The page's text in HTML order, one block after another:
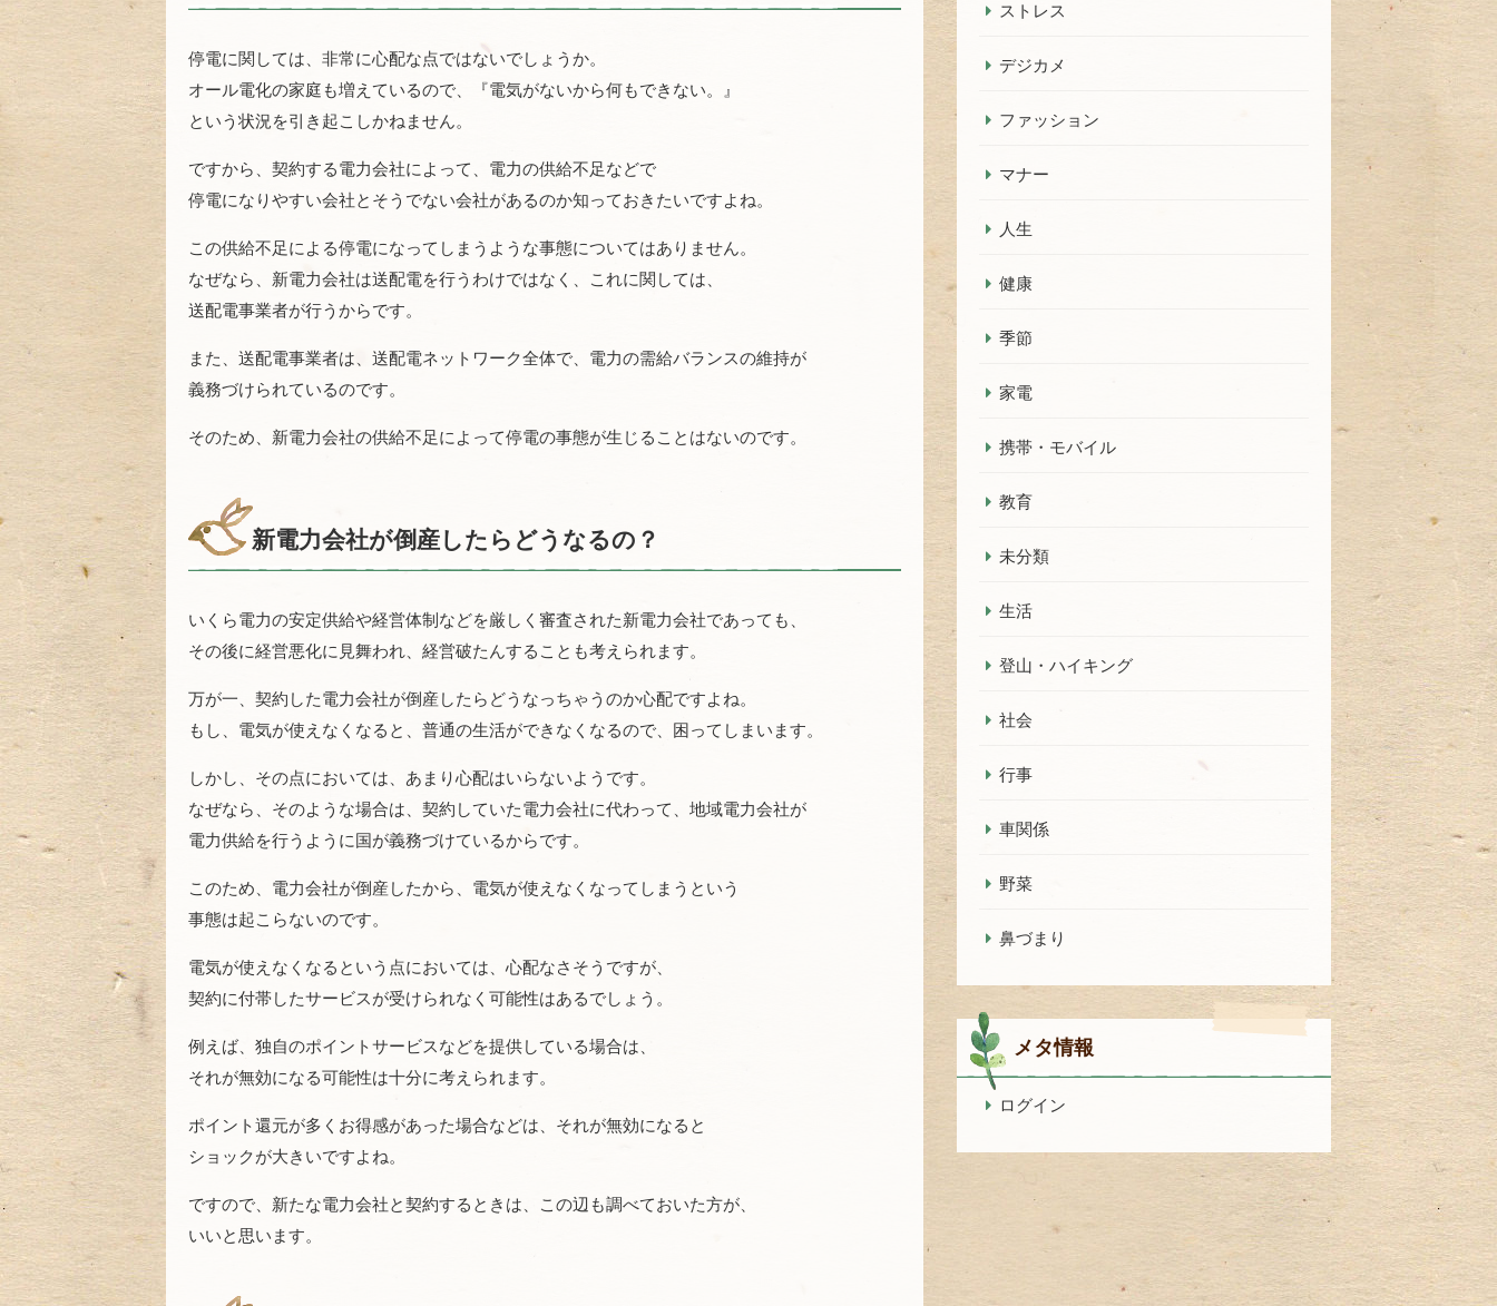
停電に関しては、非常に心配な点ではないでしょうか。
オール電化の家庭も増えているので、『電気がないから何もできない。』
という状況を引き起こしかねません。
ですから、契約する電力会社によって、電力の供給不足などで
停電になりやすい会社とそうでない会社があるのか知っておきたいですよね。
この供給不足による停電になってしまうような事態についてはありません。
なぜなら、新電力会社は送配電を行うわけではなく、これに関しては、
送配電事業者が行うからです。
また、送配電事業者は、送配電ネットワーク全体で、電力の需給バランスの維持が
義務づけられているのです。
そのため、新電力会社の供給不足によって停電の事態が生じることはないのです。
新電力会社が倒産したらどうなるの？
いくら電力の安定供給や経営体制などを厳しく審査された新電力会社であっても、
その後に経営悪化に見舞われ、経営破たんすることも考えられます。
万が一、契約した電力会社が倒産したらどうなっちゃうのか心配ですよね。
もし、電気が使えなくなると、普通の生活ができなくなるので、困ってしまいます。
しかし、その点においては、あまり心配はいらないようです。
なぜなら、そのような場合は、契約していた電力会社に代わって、地域電力会社が
電力供給を行うように国が義務づけているからです。
このため、電力会社が倒産したから、電気が使えなくなってしまうという
事態は起こらないのです。
電気が使えなくなるという点においては、心配なさそうですが、
契約に付帯したサービスが受けられなく可能性はあるでしょう。
例えば、独自のポイントサービスなどを提供している場合は、
それが無効になる可能性は十分に考えられます。
ポイント還元が多くお得感があった場合などは、それが無効になると
ショックが大きいですよね。
ですので、新たな電力会社と契約するときは、この辺も調べておいた方が、
いいと思います。
ストレス
デジカメ
ファッション
マナー
人生
健康
季節
家電
携帯・モバイル
教育
未分類
生活
登山・ハイキング
社会
行事
車関係
野菜
鼻づまり
メタ情報
ログイン